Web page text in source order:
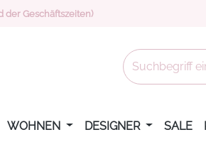
der Geschäftszeiten)
WOHNEN DESIGNER SALE